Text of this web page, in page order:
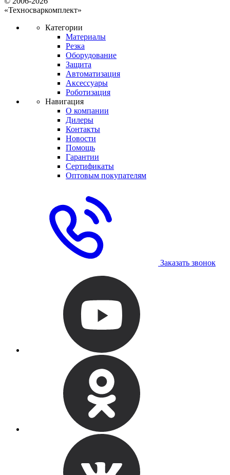
«Техносваркомплект»
Категории
Материалы
Резка
Оборудование
Защита
Автоматизация
Аксессуары
Роботизация
Навигация
О компании
Дилеры
Контакты
Новости
Помощь
Гарантии
Сертификаты
Оптовым покупателям
Заказать звонок